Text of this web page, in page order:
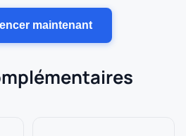
maintenant